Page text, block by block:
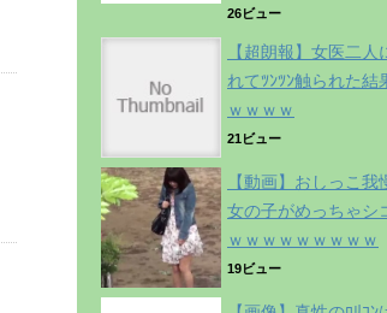
26ビュー
【超朗報】女医二人
れてﾂﾝﾂﾝ触られた結
ｗｗｗｗ
21ビュー
【動画】おしっこ我
女の子がめっちゃシ
ｗｗｗｗｗｗｗｗｗ
19ビュー